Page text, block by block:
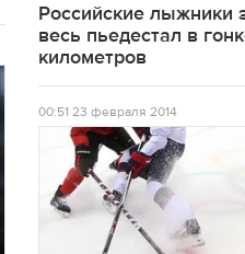
Российские лыжники
весь пьедестал в
километров
00:51 23 февраля 2014